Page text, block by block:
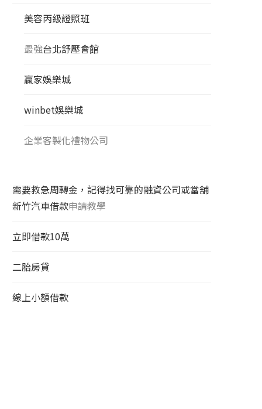
美容丙級證照班
最強台北舒壓會館
贏家娛樂城
winbet娛樂城
企業客製化禮物公司
需要救急周轉金，記得找可靠的融資公司或當舖
新竹汽車借款申請教學
立即借款10萬
二胎房貸
線上小額借款